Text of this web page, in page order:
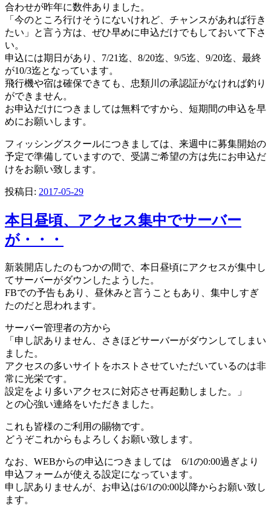
合わせが昨年に数件ありました。
「今のところ行けそうにないけれど、チャンスがあれば行き
たい」と言う方は、ぜひ早めに申込だけでもしておいて下さ
い。
申込には期日があり、7/21迄、8/20迄、9/5迄、9/20迄、最終
が10/3迄となっています。
飛行機や宿は確保できても、忠類川の承認証がなければ釣り
ができません。
お申込だけにつきましては無料ですから、短期間の申込を早
めにお願いします。
フィッシングスクールにつきましては、来週中に募集開始の
予定で準備していますので、受講ご希望の方は先にお申込だ
けをお願い致します。
投稿日: 2017-05-29
本日昼頃、アクセス集中でサーバー
が・・・
新装開店したのもつかの間で、本日昼頃にアクセスが集中し
てサーバーがダウンしたようした。
FBでの予告もあり、昼休みと言うこともあり、集中しすぎ
たのだと思われます。
サーバー管理者の方から
「申し訳ありません、さきほどサーバーがダウンしてしまい
ました。
アクセスの多いサイトをホストさせていただいているのは非
常に光栄です。
設定をより多いアクセスに対応させ再起動しました。」
との心強い連絡をいただきました。
これも皆様のご利用の賜物です。
どうぞこれからもよろしくお願い致します。
なお、WEBからの申込につきましては 6/1の0:00過ぎより
申込フォームが使える設定になっています。
申し訳ありませんが、お申込は6/1の0:00以降からお願い致し
ます。